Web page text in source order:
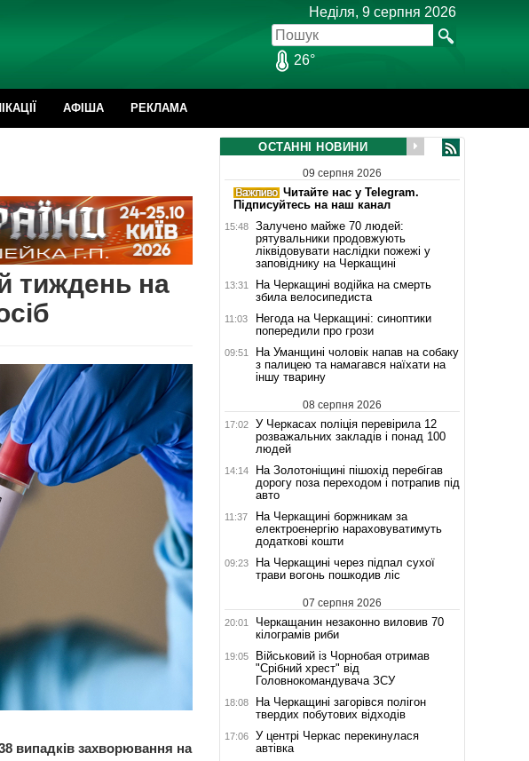
Неділя, 9 серпня 2026
26°
АФІША РЕКЛАМА
тиждень на
випадків захворювання на
ОСТАННІ НОВИНИ
09 серпня 2026
Читайте нас у Telegram.
Підписуйтесь на наш канал
15:48
Залучено майже 70 людей:
рятувальники продовжують
ліквідовувати наслідки пожежі у
заповіднику на Черкащині
13:31
На Черкащині водійка на смерть
збила велосипедиста
11:03
Негода на Черкащині: синоптики
попередили про грози
09:51
На Уманщині чоловік напав на собаку
з палицею та намагався наїхати на
іншу тварину
08 серпня 2026
17:02
У Черкасах поліція перевірила 12
розважальних закладів і понад 100
людей
14:14
На Золотоніщині пішохід перебігав
дорогу поза переходом і потрапив під
авто
11:37
На Черкащині боржникам за
електроенергію нараховуватимуть
додаткові кошти
09:23
На Черкащині через підпал сухої
трави вогонь пошкодив ліс
07 серпня 2026
20:01
Черкащанин незаконно виловив 70
кілограмів риби
19:05
Військовий із Чорнобая отримав
"Срібний хрест" від
Головнокомандувача ЗСУ
18:08
На Черкащині загорівся полігон
твердих побутових відходів
17:06
У центрі Черкас перекинулася
автівка